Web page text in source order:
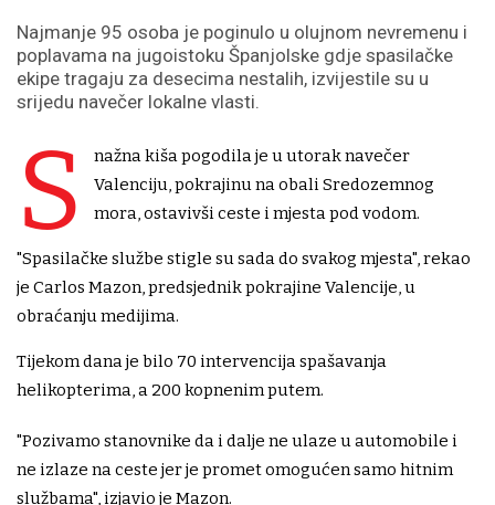
Najmanje 95 osoba je poginulo u olujnom nevremenu i
poplavama na jugoistoku Španjolske gdje spasilačke
ekipe tragaju za desecima nestalih, izvijestile su u
srijedu navečer lokalne vlasti.
S
nažna kiša pogodila je u utorak navečer
Valenciju, pokrajinu na obali Sredozemnog
mora, ostavivši ceste i mjesta pod vodom.
"Spasilačke službe stigle su sada do svakog mjesta", rekao
je Carlos Mazon, predsjednik pokrajine Valencije, u
obraćanju medijima.
Tijekom dana je bilo 70 intervencija spašavanja
helikopterima, a 200 kopnenim putem.
"Pozivamo stanovnike da i dalje ne ulaze u automobile i
ne izlaze na ceste jer je promet omogućen samo hitnim
službama", izjavio je Mazon.